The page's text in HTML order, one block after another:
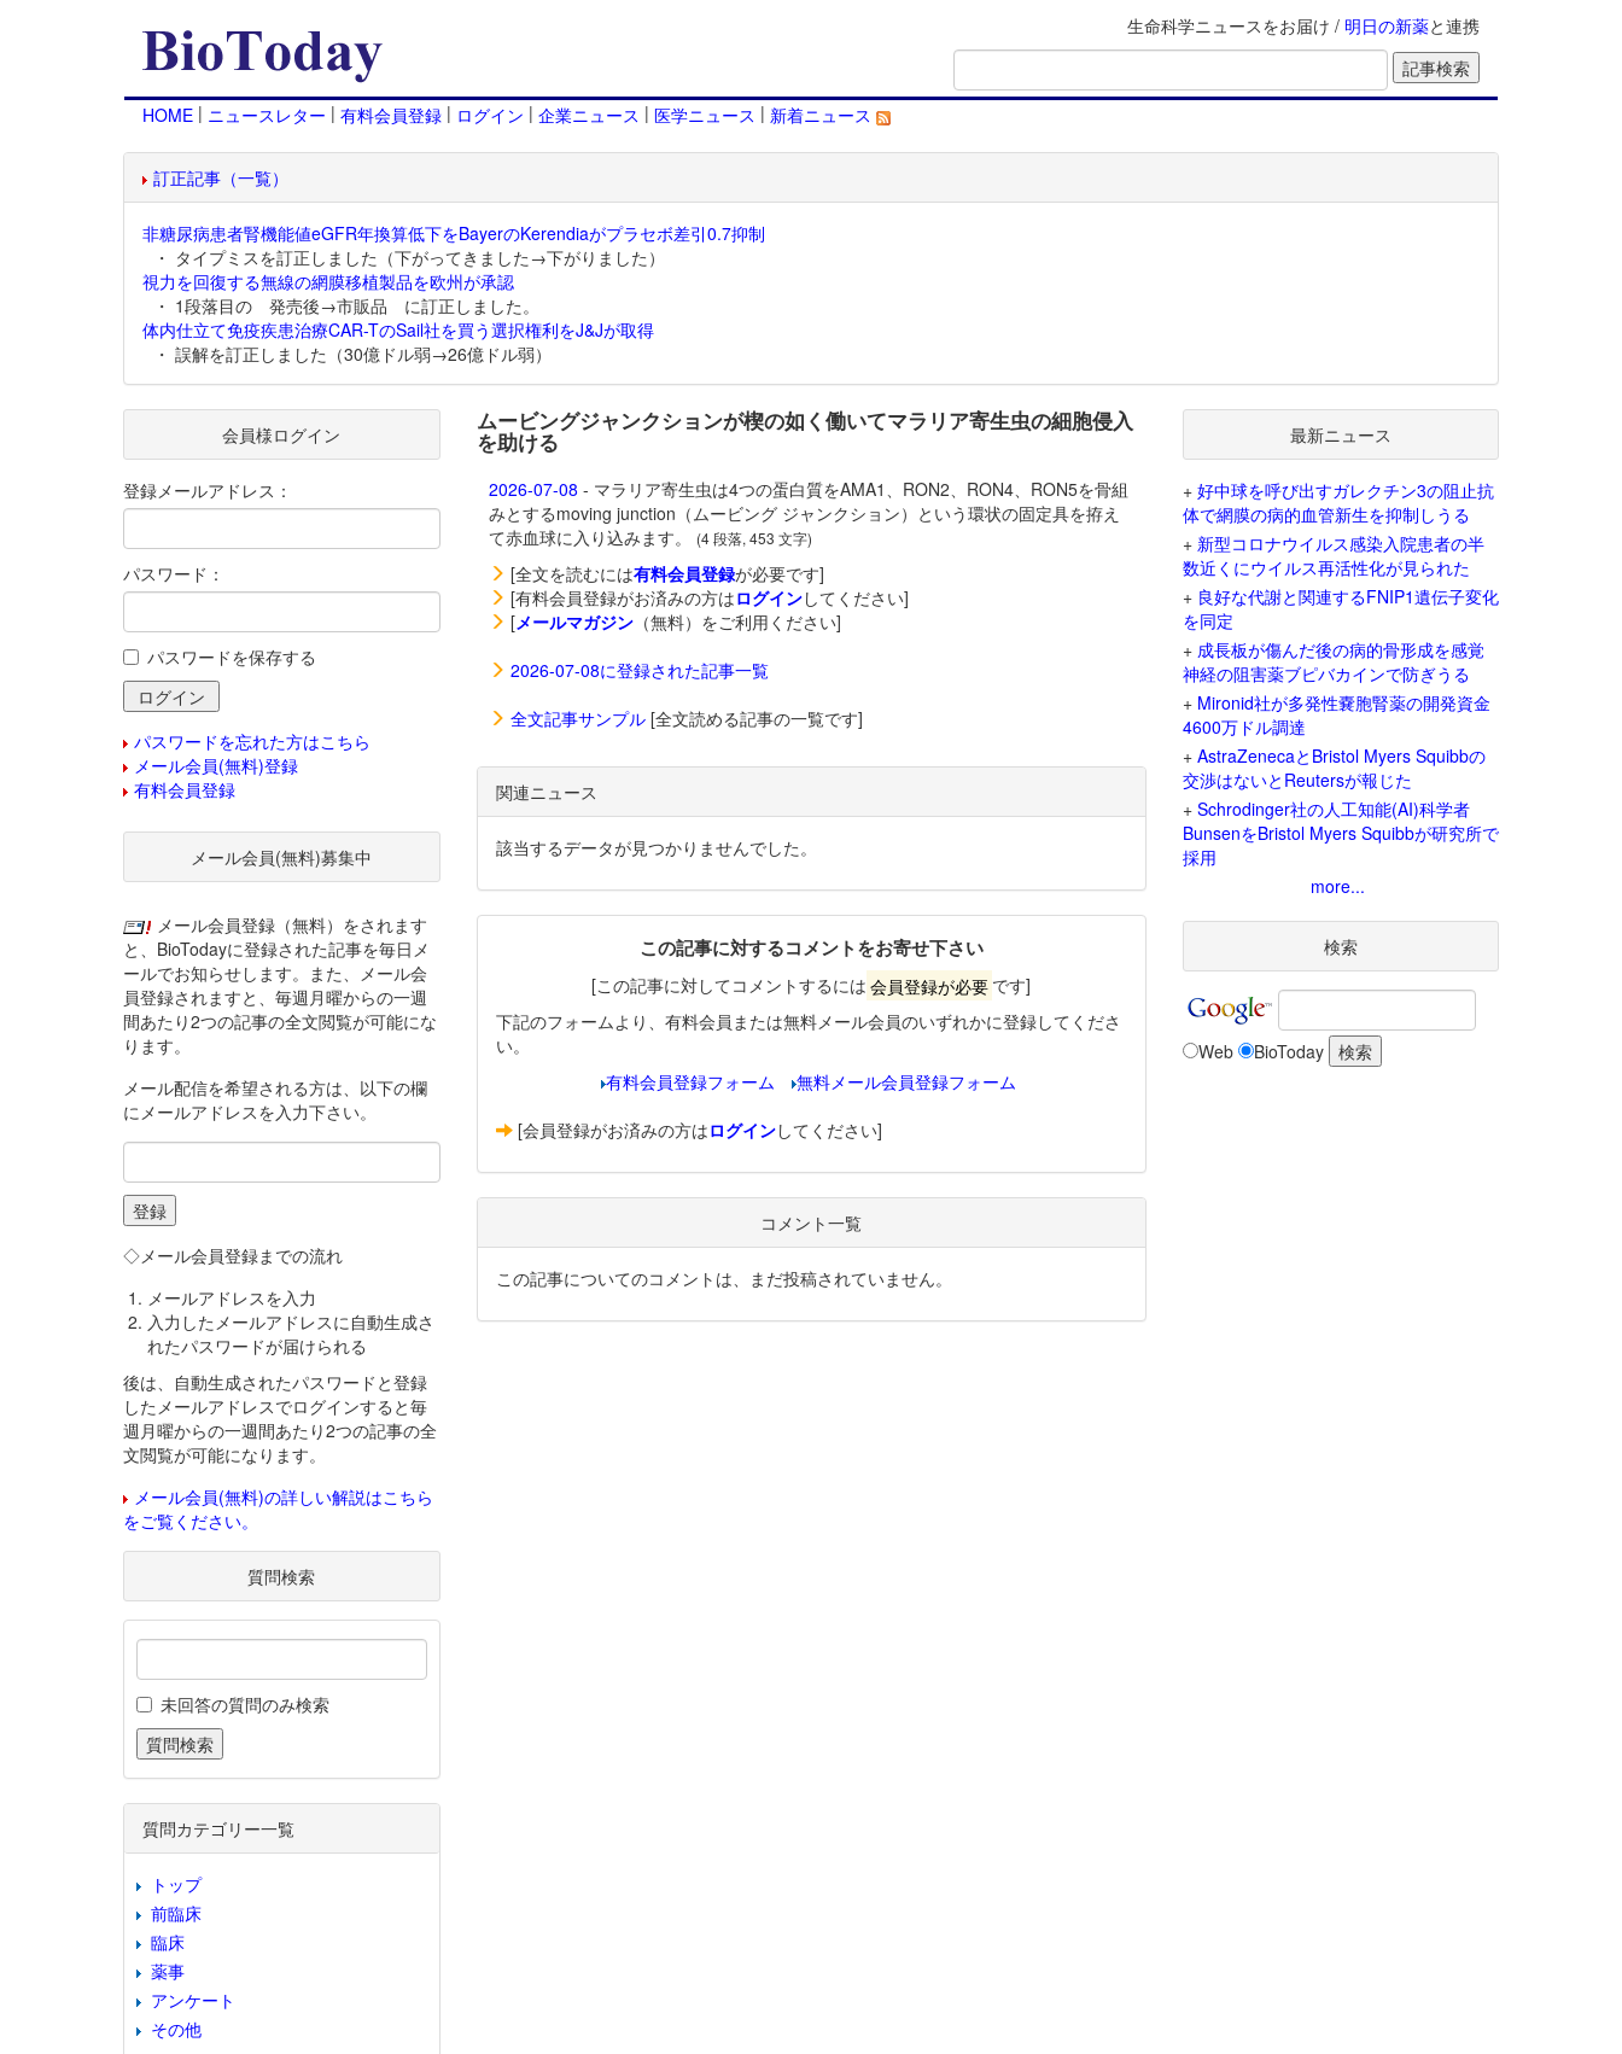
生命科学ニュースをお届け / 明日の新薬と連携
HOME | ニュースレター | 有料会員登録 | ログイン | 企業ニュース | 医学ニュース | 新着ニュース
訂正記事（一覧）
非糖尿病患者腎機能値eGFR年換算低下をBayerのKerendiaがプラセボ差引0.7抑制
・ タイプミスを訂正しました（下がってきました→下がりました）
視力を回復する無線の網膜移植製品を欧州が承認
・ 1段落目の 発売後→市販品 に訂正しました。
体内仕立て免疫疾患治療CAR-TのSail社を買う選択権利をJ&Jが取得
・ 誤解を訂正しました（30億ドル弱→26億ドル弱）
ムービングジャンクションが楔の如く働いてマラリア寄生虫の細胞侵入
を助ける
2026-07-08 - マラリア寄生虫は4つの蛋白質をAMA1、RON2、RON4、RON5を骨組
みとするmoving junction（ムービング ジャンクション）という環状の固定具を拵え
て赤血球に入り込みます。
(4 段落, 453 文字)
[全文を読むには有料会員登録が必要です]
[有料会員登録がお済みの方はログインしてください]
[メールマガジン（無料）をご利用ください]
2026-07-08に登録された記事一覧
全文記事サンプル[全文読める記事の一覧です]
関連ニュース
該当するデータが見つかりませんでした。
この記事に対するコメントをお寄せ下さい
[この記事に対してコメントするには 会員登録が必要 です]
下記のフォームより、有料会員または無料メール会員のいずれかに登録してくださ
い。
有料会員登録フォーム
無料メール会員登録フォーム
[会員登録がお済みの方はログインしてください]
コメント一覧
この記事についてのコメントは、まだ投稿されていません。
会員様ログイン
登録メールアドレス：
パスワード：
パスワードを保存する
パスワードを忘れた方はこちら
メール会員(無料)登録
有料会員登録
メール会員(無料)募集中
メール会員登録（無料）をされます
と、BioTodayに登録された記事を毎日メ
ールでお知らせします。また、メール会
員登録されますと、毎週月曜からの一週
間あたり2つの記事の全文閲覧が可能にな
ります。
メール配信を希望される方は、以下の欄
にメールアドレスを入力下さい。
◇メール会員登録までの流れ
メールアドレスを入力
入力したメールアドレスに自動生成さ
れたパスワードが届けられる
後は、自動生成されたパスワードと登録
したメールアドレスでログインすると毎
週月曜からの一週間あたり2つの記事の全
文閲覧が可能になります。
メール会員(無料)の詳しい解説はこちら
をご覧ください。
質問検索
未回答の質問のみ検索
質問カテゴリー一覧
トップ
前臨床
臨床
薬事
アンケート
その他
最新ニュース
+ 好中球を呼び出すガレクチン3の阻止抗
体で網膜の病的血管新生を抑制しうる
+ 新型コロナウイルス感染入院患者の半
数近くにウイルス再活性化が見られた
+ 良好な代謝と関連するFNIP1遺伝子変化
を同定
+ 成長板が傷んだ後の病的骨形成を感覚
神経の阻害薬ブピバカインで防ぎうる
+ Mironid社が多発性嚢胞腎薬の開発資金
4600万ドル調達
+ AstraZenecaとBristol Myers Squibbの
交渉はないとReutersが報じた
+ Schrodinger社の人工知能(AI)科学者
BunsenをBristol Myers Squibbが研究所で
採用
more...
検索
Web BioToday